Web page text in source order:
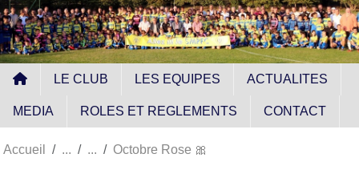
LE CLUB LES EQUIPES ACTUALITES
MEDIA ROLES ET REGLEMENTS CONTACT
Accueil Octobre Rose 🎀
Panneau de gestion des cookies